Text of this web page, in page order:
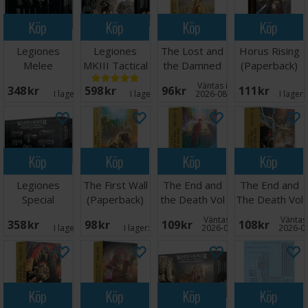
Köp
Legiones
Melee
Upgrade Set
348 SEK I lager: 2
Köp
Legiones
MKIII Tactical
Squad
598 SEK I lager: 2
Köp
The Lost and
the Damned
(Paperback)
96 SEK Väntas in:
2026-08-19
Köp
Horus Rising
(Paperback)
111 SEK I lager:
Köp
Legiones
Special
Upgrade Set
358 SEK I lager: 2
Köp
The First Wall
(Paperback)
98 SEK I lager:
Köp
The End and
the Death Vol
1 (Paperback)
109 SEK Väntas in:
2026-08-19
Köp
The End and
The Death Vol
2 (Paperback)
108 SEK 2026-
Köp Köp Köp Köp